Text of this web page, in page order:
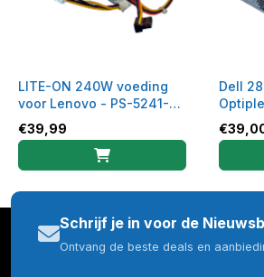
LITE-ON 240W voeding
voor Lenovo - PS-5241-
01VA-ROHS
€39,99
Dell
€
Schrijf je in voor de
Ontvang de beste deals en